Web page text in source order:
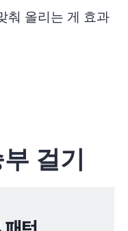
춰 올리는 게 효과
걸기